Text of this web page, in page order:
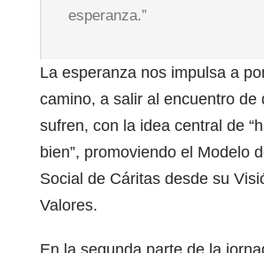
esperanza.”
La esperanza nos impulsa a
camino, a salir al encuentro de
sufren, con la idea central de
bien”, promoviendo el Modelo
Social de Cáritas desde su
Valores.
En la segunda parte de la